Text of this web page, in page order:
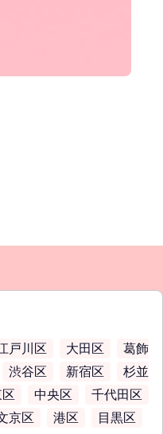
戸川区 大田区
葛飾
渋谷区 新宿区
杉並
中央区
千代田区
京区 港区 目黒区